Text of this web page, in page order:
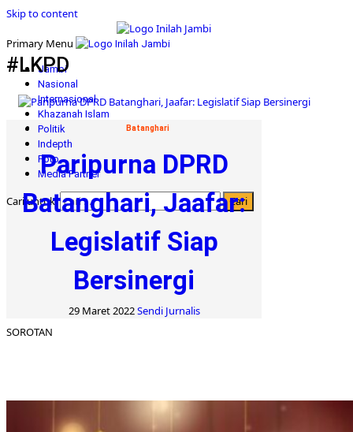
Skip to content
Primary Menu
Jambi
Nasional
Internasional
Khazanah Islam
Politik
Indepth
Foto
Media Partner
Cari untuk:
#LKPD
Batanghari
Paripurna DPRD
Batanghari, Jaafar:
Legislatif Siap
Bersinergi
29 Maret 2022Sendi Jurnalis
SOROTAN